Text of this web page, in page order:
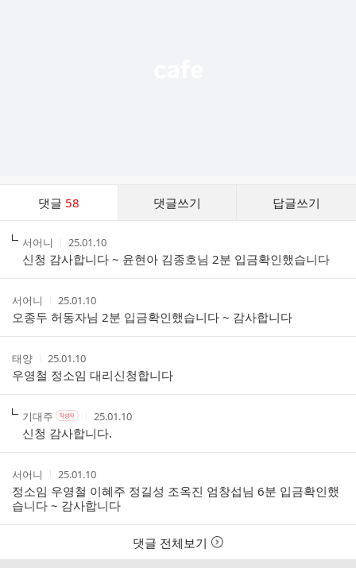
댓글 58 댓글쓰기 답글쓰기
스
작
성
자
서어니
작
성
시
간
25.01.10
신청 감사합니다 ~ 윤현아 김종호님 2분 입금확인했습니다
작
성
자
서어니
작
성
시
간
25.01.10
오종두 허동자님 2분 입금확인했습니다 ~ 감사합니다
작
성
자
태양
작
성
시
간
25.01.10
우영철 정소임 대리신청합니다
작
성
자
기대주 작
성
자
본
여
부
작
성
자
작
성
시
간
25.01.10
신청 감사합니다.
작
성
자
서어니
작
성
시
간
25.01.10
정소임 우영철 이혜주 정길성 조옥진 엄창섭님 6분 입금확인했
습니다 ~ 감사합니다
댓글 전체보기